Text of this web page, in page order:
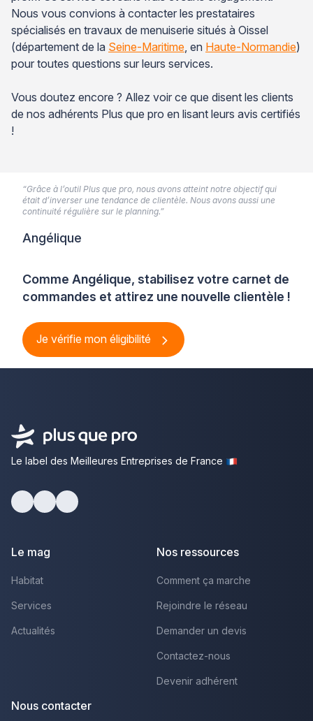
Nous vous convions à contacter les prestataires
spécialisés en travaux de menuiserie situés à Oissel
(département de la Seine-Maritime, en Haute-Normandie)
pour toutes questions sur leurs services.
Vous doutez encore ? Allez voir ce que disent les clients
de nos adhérents Plus que pro en lisant leurs avis certifiés
!
Comme Angélique, stabilisez votre carnet de
commandes et attirez une nouvelle clientèle !
Je vérifie mon éligibilité
“Grâce à l’outil Plus que pro, nous avons atteint notre objectif qui
était d’inverser une tendance de clientèle. Nous avons aussi une
continuité régulière sur le planning.”
Angélique
Le label des Meilleures Entreprises de France
Le mag
Habitat
Services
Actualités
Nos ressources
Comment ça marche
Rejoindre le réseau
Demander un devis
Contactez-nous
Devenir adhérent
Nous contacter